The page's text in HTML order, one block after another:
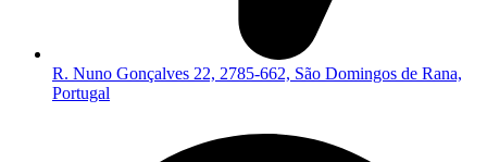
R. Nuno Gonçalves 22, 2785-662, São Domingos de Rana,
Portugal